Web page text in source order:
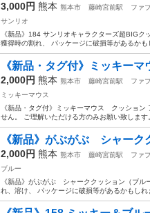
3,000円 熊本 熊本市 藤崎宮前駅
ファ
サンリオ
《新品》184 サンリオキャラクターズ超BIG
獲得時の割れ、 パッケージに破損等があるか
《新品・タグ付》ミッキー
2,000円 熊本 熊本市 藤崎宮前駅
ファ
ミッキーマウス
《新品・タグ付》ミッキーマウス クッション
せん。 ご理解いただける方のみお願い致しま
《新品》がぶがぶ シャーク
2,000円 熊本 熊本市 藤崎宮前駅
ファ
ブルー
《新品》がぶがぶ シャーククッション（ブル
れ、溶け、 パッケージに破損等があるかもし